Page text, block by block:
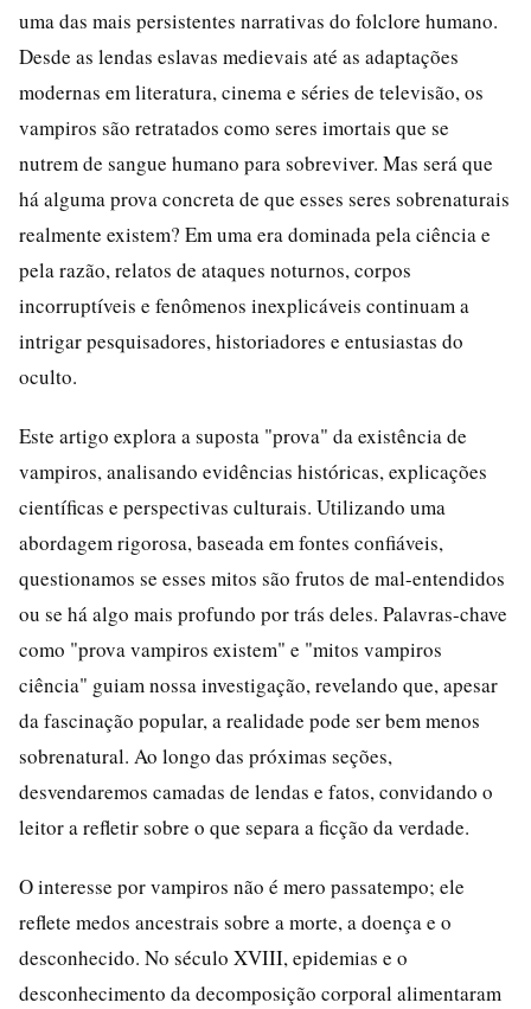
uma das mais persistentes narrativas do folclore humano.
Desde as lendas eslavas medievais até as adaptações
modernas em literatura, cinema e séries de televisão, os
vampiros são retratados como seres imortais que se
nutrem de sangue humano para sobreviver. Mas será que
há alguma prova concreta de que esses seres sobrenaturais
realmente existem? Em uma era dominada pela ciência e
pela razão, relatos de ataques noturnos, corpos
incorruptíveis e fenômenos inexplicáveis continuam a
intrigar pesquisadores, historiadores e entusiastas do
oculto.
Este artigo explora a suposta "prova" da existência de
vampiros, analisando evidências históricas, explicações
científicas e perspectivas culturais. Utilizando uma
abordagem rigorosa, baseada em fontes confiáveis,
questionamos se esses mitos são frutos de mal-entendidos
ou se há algo mais profundo por trás deles. Palavras-chave
como "prova vampiros existem" e "mitos vampiros
ciência" guiam nossa investigação, revelando que, apesar
da fascinação popular, a realidade pode ser bem menos
sobrenatural. Ao longo das próximas seções,
desvendaremos camadas de lendas e fatos, convidando o
leitor a refletir sobre o que separa a ficção da verdade.
O interesse por vampiros não é mero passatempo; ele
reflete medos ancestrais sobre a morte, a doença e o
desconhecido. No século XVIII, epidemias e o
desconhecimento da decomposição corporal alimentaram